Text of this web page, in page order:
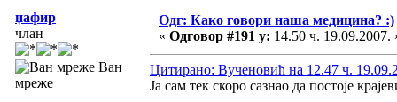
џафир
члан
Ван
мреже
Одг: Како говори наша медицина? :)
« Одговор #191 у: 14.50 ч. 19.09.2007.
Цитирано: Вученовић на 12.47 ч.
Ја сам тек скоро сазнао да постоје